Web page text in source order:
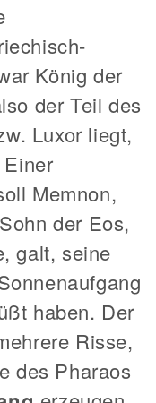
König der
der Teil des
Luxor liegt,
Memnon,
der Eos,
galt, seine
haben. Der
Risse,
des Pharaos